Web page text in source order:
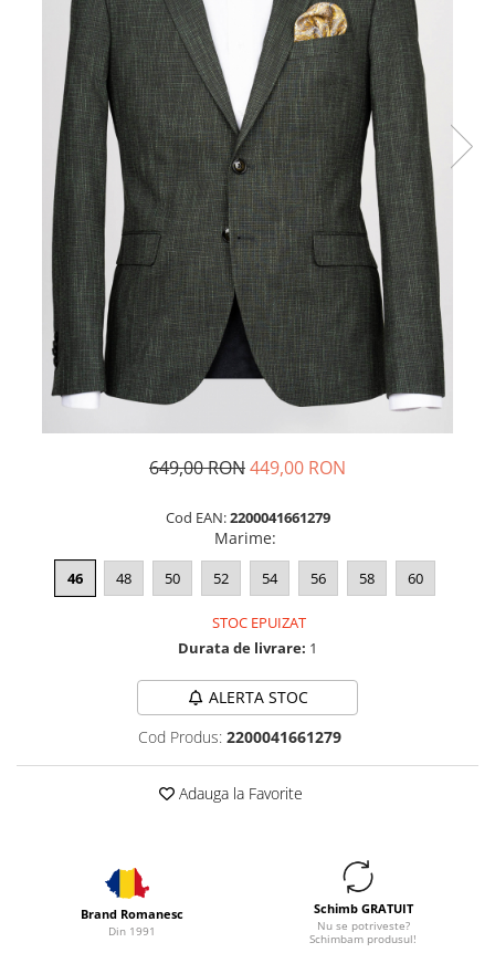
649,00 RON449,00 RON
Cod EAN:2200041661279
Marime:
46 48 50 52 54 56 58 60
STOC EPUIZAT
Durata de livrare: 1
ALERTA STOC
Cod Produs: 2200041661279
Adauga la Favorite
Brand Romanesc
Din 1991
Schimb GRATUIT
Nu se potriveste?
Schimbam produsul!